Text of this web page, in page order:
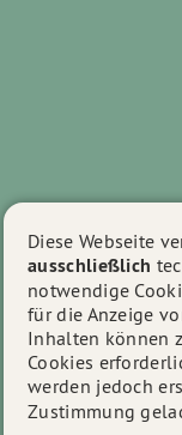
© 2026
Diese Webseite
ausschließlich
notwendige
für die Anzeige
Inhalten können
Cookies
werden jedoch
Zustimmung